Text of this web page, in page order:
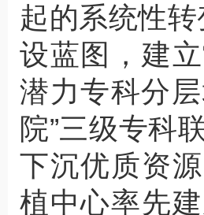
起的系统性
设蓝图，建
潜力专科分
院”三级专科
下沉优质资
植中心率先